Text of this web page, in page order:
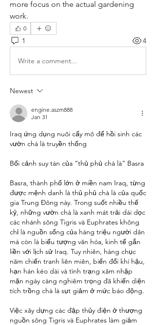
more focus on the actual gardening
work.
0
1 4
Write a comment...
Newest
engine.aszm888
Jan 31
Iraq ứng dụng nuôi cấy mô để hồi sinh các
vườn chà là truyền thống
Bối cảnh suy tàn của “thủ phủ chà là” Basra
Basra, thành phố lớn ở miền nam Iraq, từng
được mệnh danh là thủ phủ chà là của quốc
gia Trung Đông này. Trong suốt nhiều thế
kỷ, những vườn chà là xanh mát trải dài dọc
các nhánh sông Tigris và Euphrates không
chỉ là nguồn sống của hàng triệu người dân
mà còn là biểu tượng văn hóa, kinh tế gắn
liền với lịch sử Iraq. Tuy nhiên, hàng chục
năm chiến tranh liên miên, biến đổi khí hậu,
hạn hán kéo dài và tình trạng xâm nhập
mặn ngày càng nghiêm trọng đã khiến diện
tích trồng chà là sụt giảm ở mức báo động.
Việc xây dựng các đập thủy điện ở thượng
nguồn sông Tigris và Euphrates làm giảm